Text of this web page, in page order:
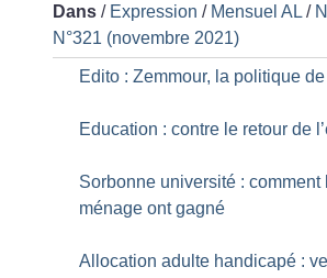
Dans / Expression / Mensuel AL /
N°321 (novembre 2021)
Edito : Zemmour, la politique de
Education : contre le retour de
Sorbonne université :
ménage ont gagné
Allocation adulte handicapé :